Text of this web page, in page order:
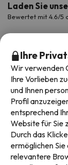
Laden Sie
Bewertet mit 4.6/5
Verfügbare
Ihre
Wir verwenden
Ihre Vorlieben
und Ihnen
Profil
entsprechend
Website für Sie
Durch das
ermöglichen Sie
relevantere